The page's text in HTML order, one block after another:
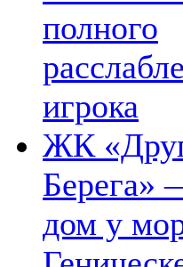
полного
игрока
ЖК
дом у